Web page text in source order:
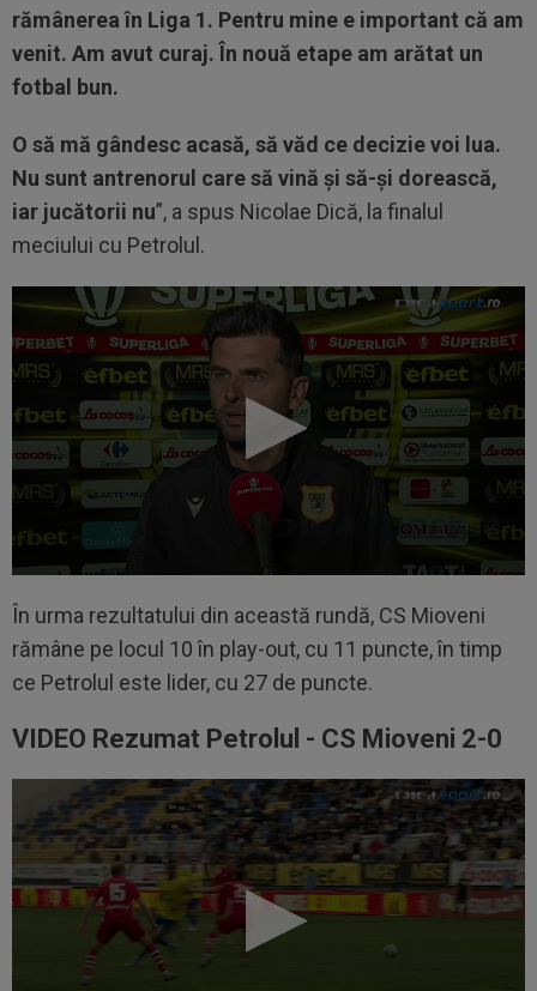
rămânerea în Liga 1. Pentru mine e important că am
venit. Am avut curaj. În nouă etape am arătat un
fotbal bun.
O să mă gândesc acasă, să văd ce decizie voi lua.
Nu sunt antrenorul care să vină și să-și dorească,
iar jucătorii nu”, a spus Nicolae Dică, la finalul
meciului cu Petrolul.
În urma rezultatului din această rundă, CS Mioveni
rămâne pe locul 10 în play-out, cu 11 puncte, în timp
ce Petrolul este lider, cu 27 de puncte.
VIDEO Rezumat Petrolul - CS Mioveni 2-0